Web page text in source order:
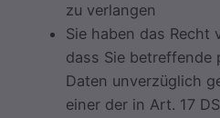
zu verlangen
Sie haben das Recht
dass Sie betreffende
Daten unverzüglich
einer der in Art. 17